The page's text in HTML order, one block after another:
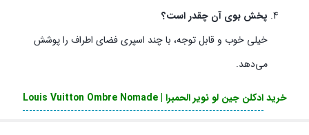
پخش بوی آن چقدر است؟
خیلی خوب و قابل توجه، با چند اسپری فضای اطراف را پوشش
می‌دهد.
خریدادکلن جین لو نویر الحمبرا | Louis Vuitton Ombre Nomade